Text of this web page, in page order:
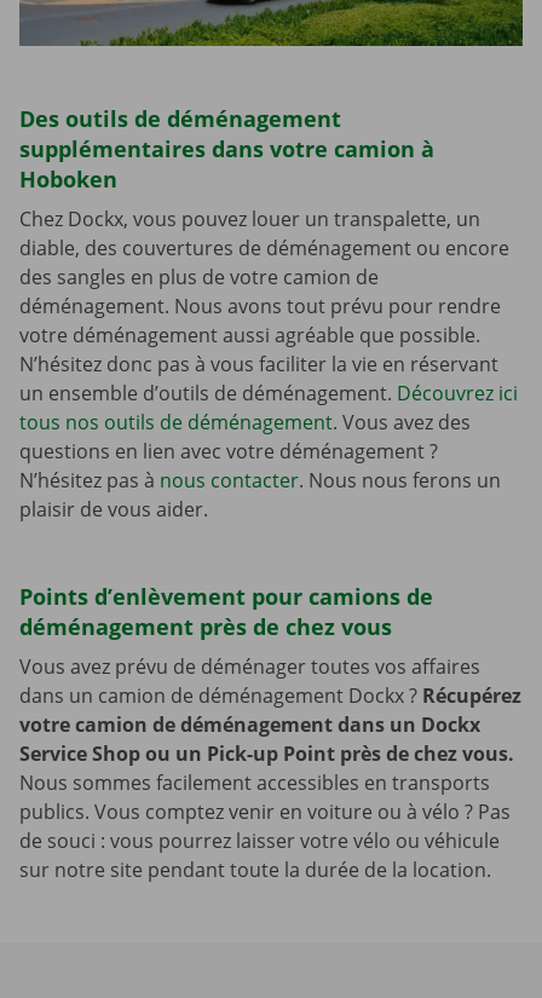
Des outils de déménagement
supplémentaires dans votre camion à
Hoboken
Chez Dockx, vous pouvez louer un transpalette, un
diable, des couvertures de déménagement ou encore
des sangles en plus de votre camion de
déménagement. Nous avons tout prévu pour rendre
votre déménagement aussi agréable que possible.
N’hésitez donc pas à vous faciliter la vie en réservant
un ensemble d’outils de déménagement. Découvrez ici
tous nos outils de déménagement. Vous avez des
questions en lien avec votre déménagement ?
N’hésitez pas à nous contacter. Nous nous ferons un
plaisir de vous aider.
Points d’enlèvement pour camions de
déménagement près de chez vous
Vous avez prévu de déménager toutes vos affaires
dans un camion de déménagement Dockx ? Récupérez
votre camion de déménagement dans un Dockx
Service Shop ou un Pick-up Point près de chez vous.
Nous sommes facilement accessibles en transports
publics. Vous comptez venir en voiture ou à vélo ? Pas
de souci : vous pourrez laisser votre vélo ou véhicule
sur notre site pendant toute la durée de la location.